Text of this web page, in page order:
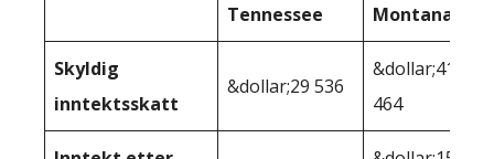
Tennessee Montana
Skyldig
inntektsskatt
&dollar;29 536
&dollar;41
464